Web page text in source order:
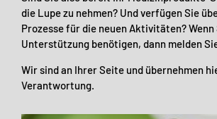
die Lupe zu nehmen? Und verfügen Sie
Prozesse für die neuen Aktivitäten? Wenn
Unterstützung benötigen, dann melden
Wir sind an Ihrer Seite und übernehmen
Verantwortung.